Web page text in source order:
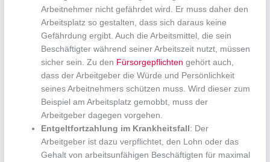
Arbeitnehmer nicht gefährdet wird. Er muss daher den
Arbeitsplatz so gestalten, dass sich daraus keine
Gefährdung ergibt. Auch die Arbeitsmittel, die sein
Beschäftigter während seiner Arbeitszeit nutzt, müssen
sicher sein. Zu den Fürsorgepflichten gehört auch,
dass der Arbeitgeber die Würde und Persönlichkeit
seines Arbeitnehmers schützen muss. Wird dieser zum
Beispiel am Arbeitsplatz gemobbt, muss der
Arbeitgeber dagegen vorgehen.
Entgeltfortzahlung im Krankheitsfall : Der
Arbeitgeber ist dazu verpflichtet, den Lohn oder das
Gehalt von arbeitsunfähigen Beschäftigten für maximal